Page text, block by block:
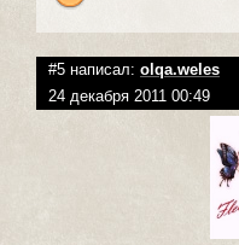
#5 написал: olqa.weles
24 декабря 2011 00:49